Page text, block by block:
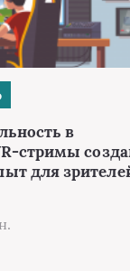
в
стримы
для